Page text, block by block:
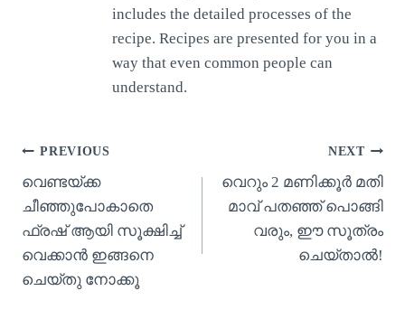
includes the detailed processes of the
recipe. Recipes are presented for you in a
way that even common people can
understand.
Post
navigation
PREVIOUS
വെണ്ടയ്ക്ക
ചീഞ്ഞുപോകാതെ
ഫ്രഷ് ആയി സൂക്ഷിച്ച്
വെക്കാൻ ഇങ്ങനെ
ചെയ്തു നോക്കൂ
NEXT
വെറും 2 മണിക്കൂർ മതി
മാവ് പതഞ്ഞ് പൊങ്ങി
വരും, ഈ സൂത്രം
ചെയ്താൽ!